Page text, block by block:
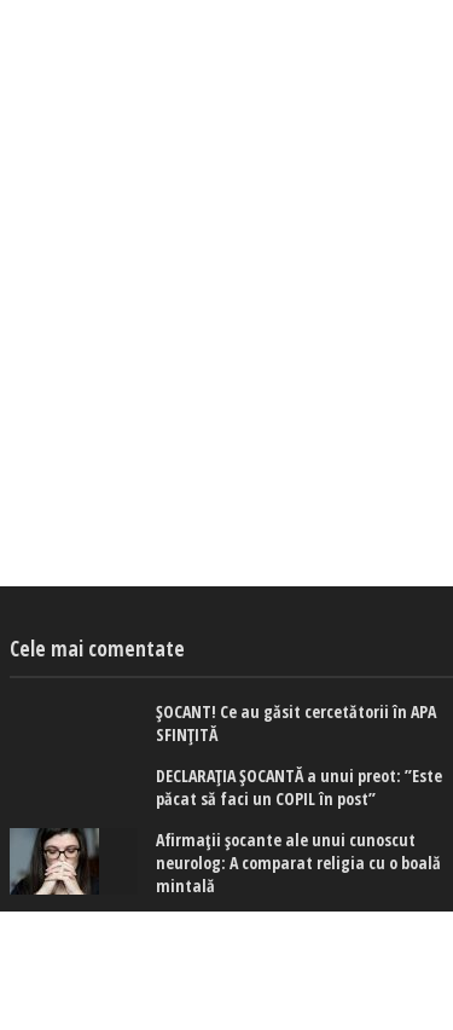
Cele mai comentate
ȘOCANT! Ce au găsit cercetătorii în APA
SFINȚITĂ
DECLARAȚIA ȘOCANTĂ a unui preot: ”Este
păcat să faci un COPIL în post”
Afirmaţii şocante ale unui cunoscut
neurolog: A comparat religia cu o boală
mintală